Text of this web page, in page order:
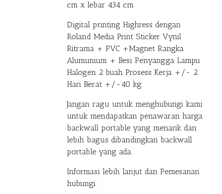
cm x lebar 434 cm
Digital printing Highress dengan
Roland Media Print Sticker Vynil
Ritrama + PVC +Magnet Rangka
Alumunium + Besi Penyangga Lampu
Halogen 2 buah Prosess Kerja +/- 2
Hari Berat +/-40 kg
Jangan ragu untuk menghubungi kami
untuk mendapatkan penawaran harga
backwall portable yang menarik dan
lebih bagus dibandingkan backwall
portable yang ada.
Informasi lebih lanjut dan Pemesanan
hubungi :